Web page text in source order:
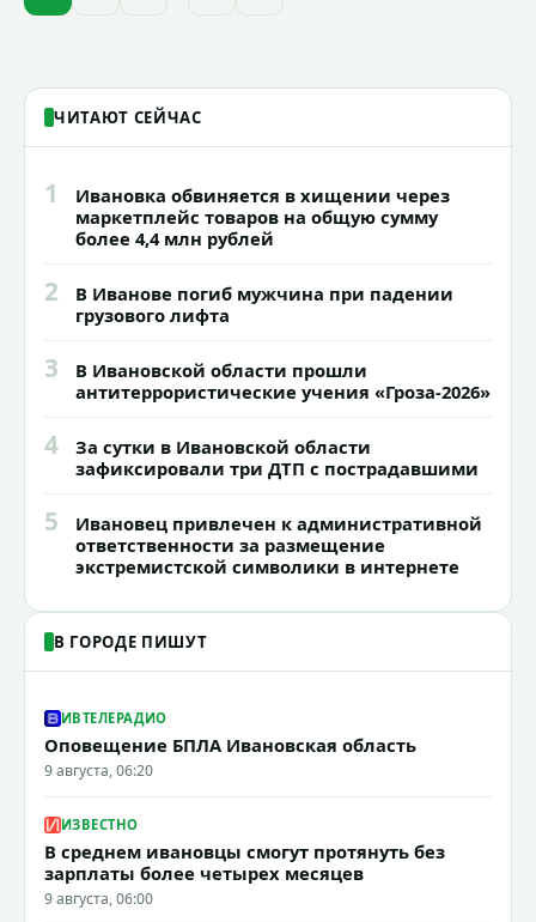
ЧИТАЮТ СЕЙЧАС
1
Ивановка обвиняется в хищении через
маркетплейс товаров на общую сумму
более 4,4 млн рублей
2
В Иванове погиб мужчина при падении
грузового лифта
3
В Ивановской области прошли
антитеррористические учения «Гроза-2026»
4
За сутки в Ивановской области
зафиксировали три ДТП с пострадавшими
5
Ивановец привлечен к административной
ответственности за размещение
экстремистской символики в интернете
В ГОРОДЕ ПИШУТ
ИВТЕЛЕРАДИО
Оповещение БПЛА Ивановская область
9 августа, 06:20
ИЗВЕСТНО
В среднем ивановцы смогут протянуть без
зарплаты более четырех месяцев
9 августа, 06:00